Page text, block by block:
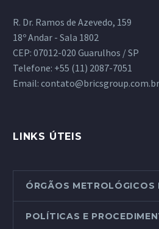
R. Dr. Ramos de Azevedo, 159
18º Andar - Sala 1802
CEP: 07012-020 Guarulhos / SP
Telefone: +55 (11) 2087-7051
Email: contato@bricsgroup.com.br
LINKS ÚTEIS
ÓRGÃOS METROLÓGICOS
POLÍTICAS E